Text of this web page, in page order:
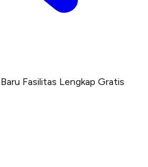
Fasilitas Lengkap Gratis